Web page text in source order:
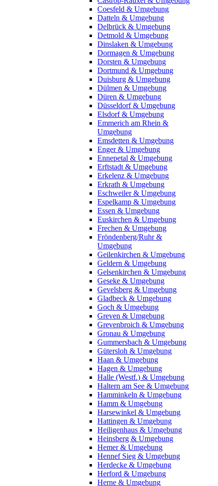
Coesfeld & Umgebung
Datteln & Umgebung
Delbrück & Umgebung
Detmold & Umgebung
Dinslaken & Umgebung
Dormagen & Umgebung
Dorsten & Umgebung
Dortmund & Umgebung
Duisburg & Umgebung
Dülmen & Umgebung
Düren & Umgebung
Düsseldorf & Umgebung
Elsdorf & Umgebung
Emmerich am Rhein &
Umgebung
Emsdetten & Umgebung
Enger & Umgebung
Ennepetal & Umgebung
Erftstadt & Umgebung
Erkelenz & Umgebung
Erkrath & Umgebung
Eschweiler & Umgebung
Espelkamp & Umgebung
Essen & Umgebung
Euskirchen & Umgebung
Frechen & Umgebung
Fröndenberg/Ruhr &
Umgebung
Geilenkirchen & Umgebung
Geldern & Umgebung
Gelsenkirchen & Umgebung
Geseke & Umgebung
Gevelsberg & Umgebung
Gladbeck & Umgebung
Goch & Umgebung
Greven & Umgebung
Grevenbroich & Umgebung
Gronau & Umgebung
Gummersbach & Umgebung
Gütersloh & Umgebung
Haan & Umgebung
Hagen & Umgebung
Halle (Westf.) & Umgebung
Haltern am See & Umgebung
Hamminkeln & Umgebung
Hamm & Umgebung
Harsewinkel & Umgebung
Hattingen & Umgebung
Heiligenhaus & Umgebung
Heinsberg & Umgebung
Hemer & Umgebung
Hennef Sieg & Umgebung
Herdecke & Umgebung
Herford & Umgebung
Herne & Umgebung